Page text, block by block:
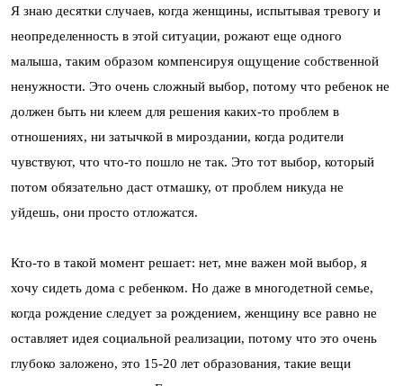
Я знаю десятки случаев, когда женщины, испытывая тревогу и
неопределенность в этой ситуации, рожают еще одного
малыша, таким образом компенсируя ощущение собственной
ненужности. Это очень сложный выбор, потому что ребенок не
должен быть ни клеем для решения каких-то проблем в
отношениях, ни затычкой в мироздании, когда родители
чувствуют, что что-то пошло не так. Это тот выбор, который
потом обязательно даст отмашку, от проблем никуда не
уйдешь, они просто отложатся.
Кто-то в такой момент решает: нет, мне важен мой выбор, я
хочу сидеть дома с ребенком. Но даже в многодетной семье,
когда рождение следует за рождением, женщину все равно не
оставляет идея социальной реализации, потому что это очень
глубоко заложено, это 15-20 лет образования, такие вещи